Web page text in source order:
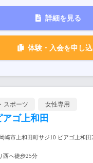
詳細を見る
体験・入会を申し
スポーツ 女性専用
ゴ上和田
崎市上和田町サジ10 ピアゴ上和田
西へ徒歩25分